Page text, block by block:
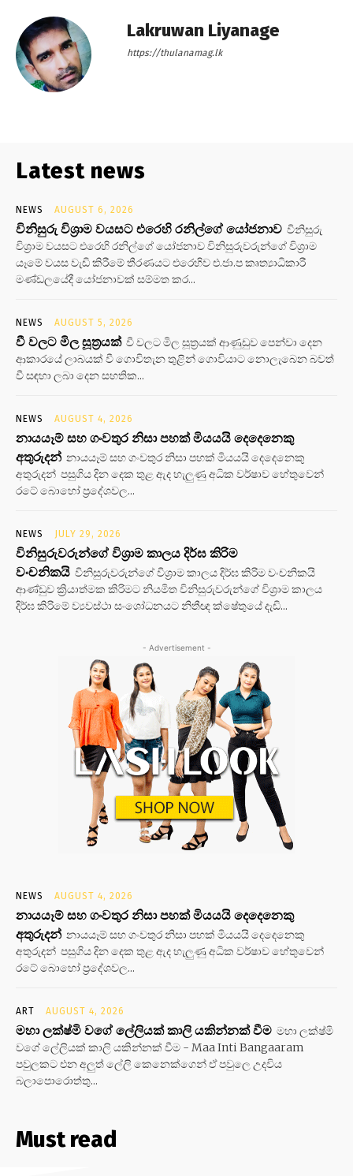
Lakruwan Liyanage
https://thulanamag.lk
Latest news
NEWS AUGUST 6, 2026
විනිසුරු විශ්‍රාම වයසට එරෙහි රනිල්ගේ යෝජනාව විනිසුරු
විශ්‍රාම වයසට එරෙහි රනිල්ගේ යෝජනාව විනිසුරුවරුන්ගේ විශ්‍රාම
යෑමේ වයස වැඩි කිරීමේ තීරණයට එරෙහිව එ.ජා.ප කෘත්‍යාධිකාරී
මණ්ඩලයේදී යෝජනාවක් සම්මත කර...
NEWS AUGUST 5, 2026
වී වලට මිල සූත්‍රයක් වී වලට මිල සූත්‍රයක් ආණුඩුව පෙන්වා දෙන
ආකාරයේ ලාබයක් වී ගොවිතැන තුළින් ගොවියාට නොලැබෙන බවත්
වී සඳහා ලබා දෙන සහතික...
NEWS AUGUST 4, 2026
නායයෑම් සහ ගංවතුර නිසා පහක් මියයයි දෙදෙනෙකු
අතුරුදන් නායයෑම් සහ ගංවතුර නිසා පහක් මියයයි දෙදෙනෙකු
අතුරුදන් පසුගිය දින දෙක තුළ ඇද හැලුණු අධික වර්ෂාව හේතුවෙන්
රටේ බොහෝ ප්‍රදේශවල...
NEWS JULY 29, 2026
විනිසුරුවරුන්ගේ විශ්‍රාම කාලය දිර්ඝ කිරිම
වංචනිකයි විනිසුරුවරුන්ගේ විශ්‍රාම කාලය දිර්ඝ කිරිම වංචනිකයි
ආණ්ඩුව ක්‍රියාත්මක කිරිමට නියමිත විනිසුරුවරුන්ගේ විශ්‍රාම කාලය
දිර්ඝ කිරිමේ ව්‍යවස්ථා සංශෝධනයට නිතීඥ ක්ෂේතුයේ දැඩි...
- Advertisement -
NEWS AUGUST 4, 2026
නායයෑම් සහ ගංවතුර නිසා පහක් මියයයි දෙදෙනෙකු
අතුරුදන් නායයෑම් සහ ගංවතුර නිසා පහක් මියයයි දෙදෙනෙකු
අතුරුදන් පසුගිය දින දෙක තුළ ඇද හැලුණු අධික වර්ෂාව හේතුවෙන්
රටේ බොහෝ ප්‍රදේශවල...
ART AUGUST 4, 2026
මහා ලක්ෂ්මි වගේ ලේලියක් කාලි යකින්නක් වීම මහා ලක්ෂ්මි
වගේ ලේලියක් කාලි යකින්නක් වීම - Maa Inti Bangaaram
පවුලකට එන අලුත් ලේලි කෙනෙක්ගෙන් ඒ පවුලෙ උදවිය
බලාපොරොත්තු...
Must read